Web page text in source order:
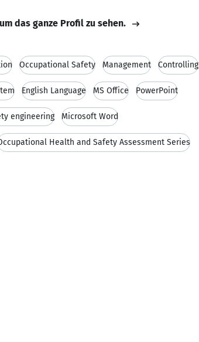
das ganze Profil zu sehen.
Occupational Safety Management Controlling
English Language MS Office PowerPoint
engineering Microsoft Word
Health and Safety Assessment Series